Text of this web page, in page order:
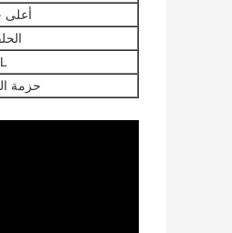
أعلى
حزمة